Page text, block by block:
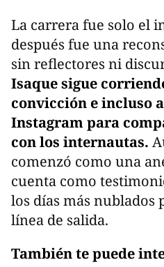
La carrera fue solo el
después fue una
sin reflectores ni
Isaque sigue
convicción e incluso
Instagram para
con los internautas.
comenzó como una
cuenta como
los días más nublados
línea de salida.
También te puede